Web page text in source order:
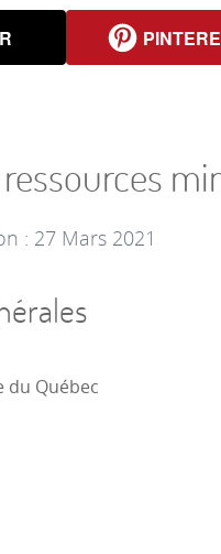
: 27 Mars 2021
du Québec